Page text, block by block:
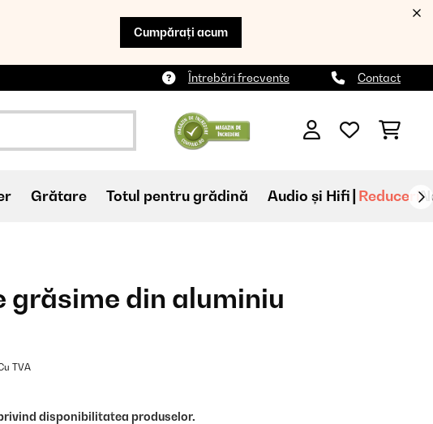
Cumpărați acum
Întrebări frecvente Contact
Grătare Totul pentru grădină Audio și Hifi Reduceri
grăsime din aluminiu
TVA
disponibilitatea produselor.